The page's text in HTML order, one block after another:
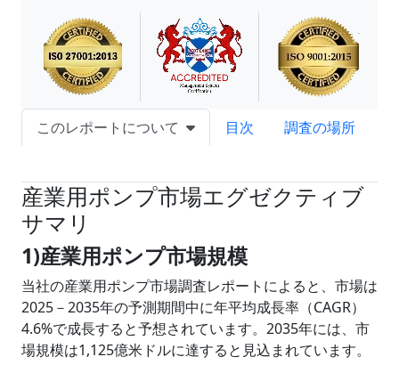
このレポートについて 目次
調査の場所
産業用ポンプ市場エグゼクティブ
サマリ
1)産業用ポンプ市場規模
当社の産業用ポンプ市場調査レポートによると、市場は
2025－2035年の予測期間中に年平均成長率（CAGR）
4.6%で成長すると予想されています。2035年には、市
場規模は1,125億米ドルに達すると見込まれています。